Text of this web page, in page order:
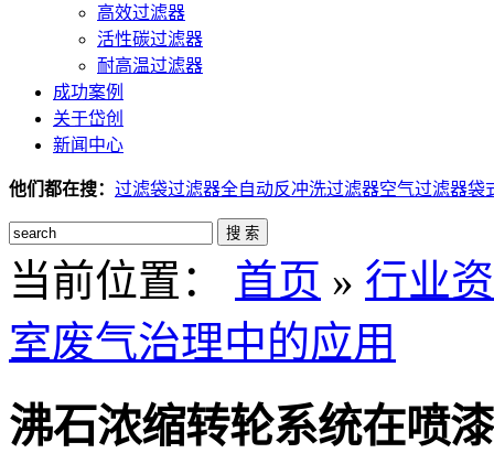
高效过滤器
活性碳过滤器
耐高温过滤器
成功案例
关于岱创
新闻中心
他们都在搜： 过滤袋过滤器全自动反冲洗过滤器空气过滤器袋
搜 索
当前位置： 首页 » 行业
室废气治理中的应用
沸石浓缩转轮系统在喷